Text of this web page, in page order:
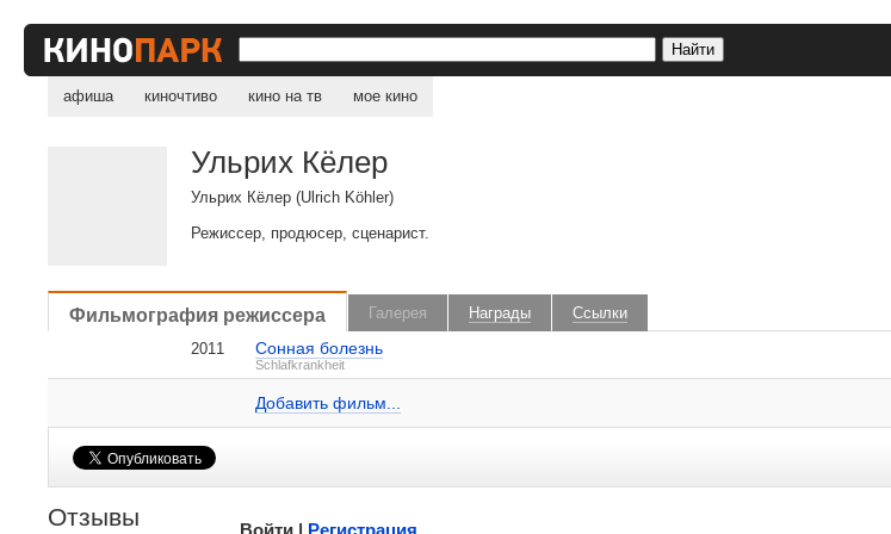
афиша киночтиво кино на тв мое кино
Ульрих Кёлер
Ульрих Кёлер (Ulrich Köhler)
Режиссер, продюсер, сценарист.
Фильмография режиссера Галерея Награды
Ссылки
2011
Сонная болезнь
Schlafkrankheit
Добавить фильм...
2011 Берлин Серебряный медведь за лучшую режиссерскую работу, фильм«Сонная болезнь»
Участник конкурсной программы, фильм
Ульрих Кёлер на IMDB.com
Отзывы Войти | Регистрация